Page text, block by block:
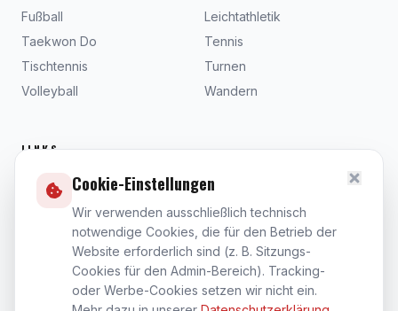
Fußball
Leichtathletik
Taekwon Do
Tennis
Tischtennis
Turnen
Volleyball
Wandern
LINKS
Beiträge
Dokumente
Datenschutz
Cookie-Einstellungen
Wir verwenden ausschließlich technisch
notwendige Cookies, die für den Betrieb der
Website erforderlich sind (z. B. Sitzungs-
Cookies für den Admin-Bereich). Tracking-
oder Werbe-Cookies setzen wir nicht ein.